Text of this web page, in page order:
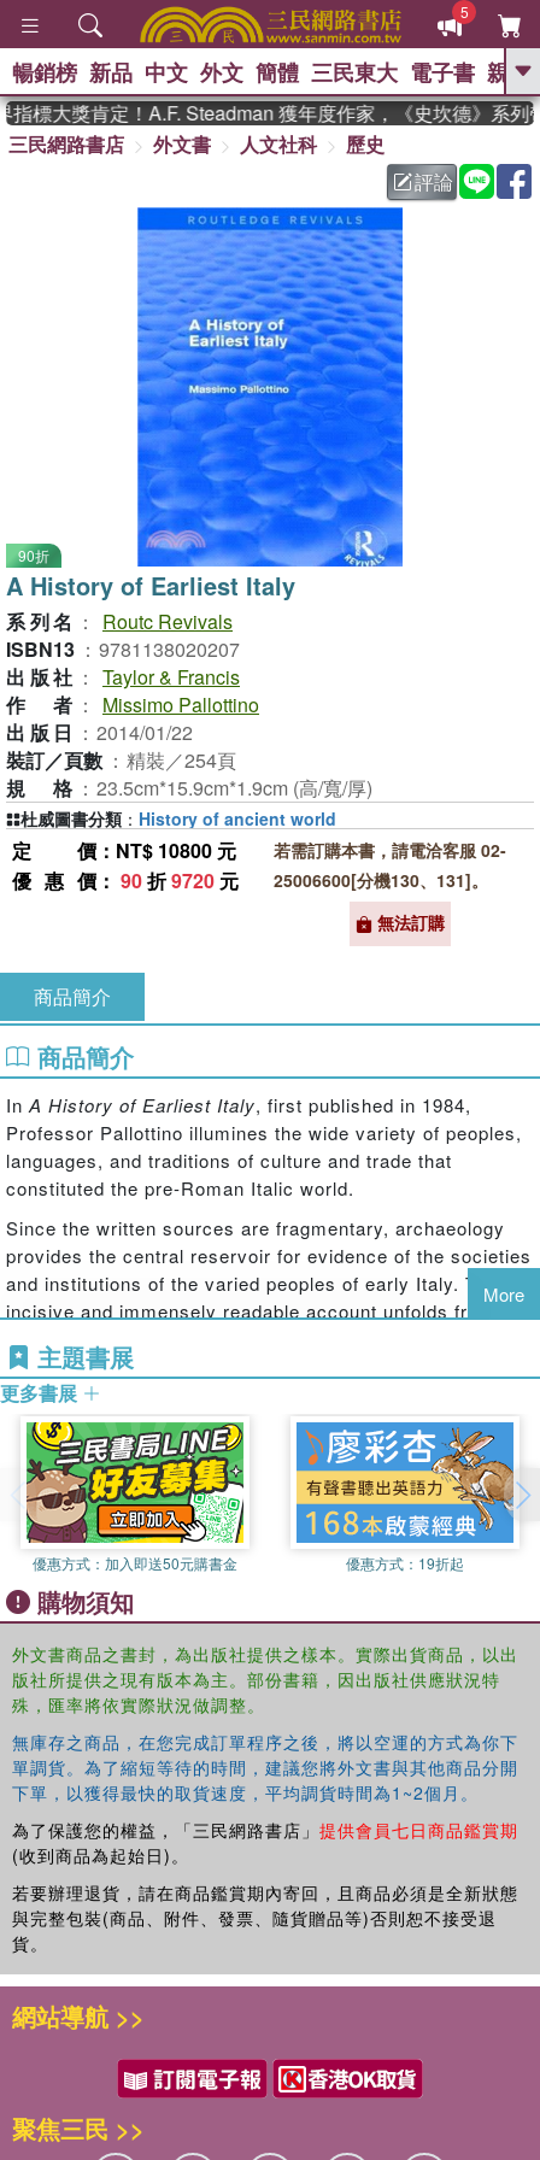
5
GO
熱搜： 東野圭吾 、
父親節 、 如果歷
暑期推薦 、 國際布克
獎 臺灣漫遊錄 、 方念華
登輝時代 、 數學女孩：黎曼猜想
偉大的迷走神經
暢銷榜 新品 中文 外文 簡體 三民東大 電子書 親子
標大獎肯定！A.F. Steadman 獲年度作家，《史坎德》系列帶
三民網路書店
外文書 人文社科
歷史
評論
90折
A History of Earliest Italy
系列名 ：
Routc Revivals
ISBN13 ： 9781138020207
出版社 ： Taylor & Francis
作者 ：
Missimo Pallottino
出版日 ： 2014/01/22
裝訂／頁數 ： 精裝／254頁
規格 ： 23.5cm*15.9cm*1.9cm (高/寬/厚)
定價 ：NT$ 10800 元
優惠價 ： 90折9720 元
若需訂購本書，請電洽客服 02-
25006600[分機130、131]。
無法訂購
杜威圖書分類 ： History of ancient world
商品簡介
商品簡介
In A History of Earliest Italy, first published in 1984,
Professor Pallottino illumines the wide variety of peoples,
languages, and traditions of culture and trade that
constituted the pre-Roman Italic world.
Since the written sources are fragmentary, archaeology
provides the central reservoir for evidence of the societies
and institutions of the varied peoples of early Italy. This
incisive and immensely readable account unfolds from the
Sicily by Rome following the flourishing Archaic period. It
examines the relationships among the peoples of the
peninsula and the influence of Mycenae and Greece in
trade and colonisation.
In telling the story of the early stages of the eternal
dialogue between national vocation and local diversity in
Italy, Professor Pallottino demonstrates that it is no less
deserving of our attention than its contemporary Greek
and later imperial Roman counterparts.
More
主題書展
更多書展
優惠方式： 加入即送50元購書金 優惠方式： 19折起
購物須知
外文書商品之書封，為出版社提供之樣本。實際出貨商品，以出
版社所提供之現有版本為主。部份書籍，因出版社供應狀況特
殊，匯率將依實際狀況做調整。
無庫存之商品，在您完成訂單程序之後，將以空運的方式為你下
單調貨。為了縮短等待的時間，建議您將外文書與其他商品分開
下單，以獲得最快的取貨速度，平均調貨時間為1~2個月。
為了保護您的權益，「三民網路書店」 提供會員七日商品鑑賞期
(收到商品為起始日)。
若要辦理退貨，請在商品鑑賞期內寄回，且商品必須是全新狀態
與完整包裝(商品、附件、發票、隨貨贈品等)否則恕不接受退
貨。
網站導航 >>
聚焦三民 >>